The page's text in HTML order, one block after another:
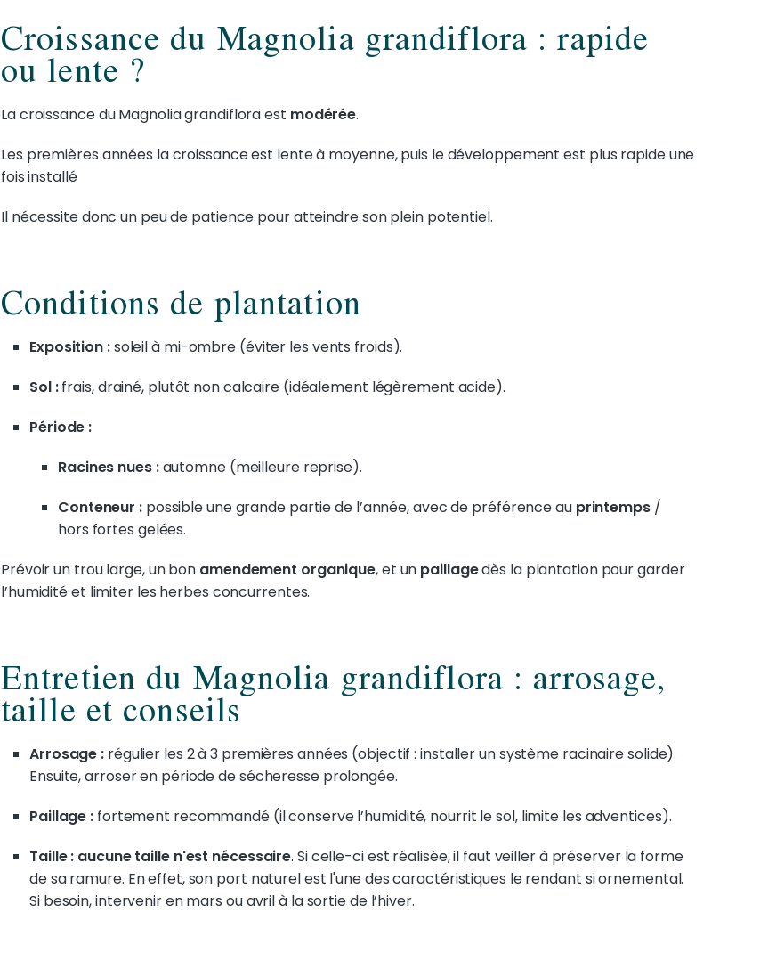
Croissance du Magnolia grandiflora : rapide
ou lente ?
La croissance du Magnolia grandiflora est modérée.
Les premières années la croissance est lente à moyenne, puis le développement est plus rapide une
fois installé
Il nécessite donc un peu de patience pour atteindre son plein potentiel.
Conditions de plantation
Exposition :soleil à mi-ombre (éviter les vents froids).
Sol :frais, drainé, plutôt non calcaire (idéalement légèrement acide).
Période :
Racines nues :automne (meilleure reprise).
Conteneur :possible une grande partie de l’année, avec de préférence au printemps/
hors fortes gelées.
Prévoir un trou large, un bon amendement organique, et un paillagedès la plantation pour garder
l’humidité et limiter les herbes concurrentes.
Entretien du Magnolia grandiflora : arrosage,
taille et conseils
Arrosage : régulier les 2 à 3 premières années (objectif : installer un système racinaire solide).
Ensuite, arroser en période de sécheresse prolongée.
Paillage : fortement recommandé (il conserve l’humidité, nourrit le sol, limite les adventices).
Taille : aucune taille n'est nécessaire. Si celle-ci est réalisée, il faut veiller à préserver la forme
de sa ramure. En effet, son port naturel est l'une des caractéristiques le rendant si ornemental.
Si besoin, intervenir en mars ou avril à la sortie de l’hiver.